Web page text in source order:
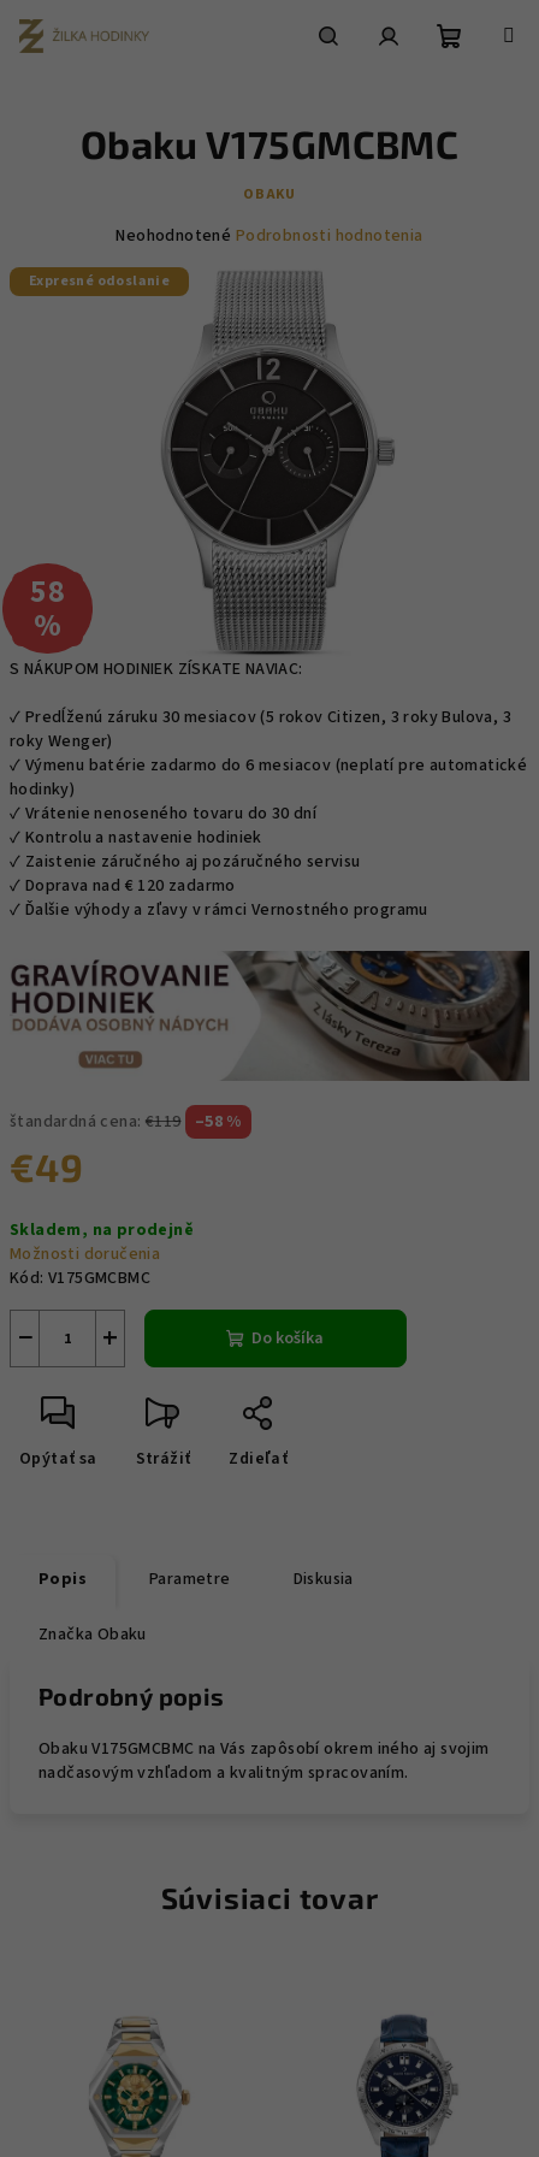
obsah
košík
S NÁKUPOM HODINIEK ZÍSKATE NAVIAC:
✓ Predĺženú záruku 30 mesiacov (5 rokov Citizen, 3 roky Bulova, 3
roky Wenger)
✓ Výmenu batérie zadarmo do 6 mesiacov (neplatí pre automatické
hodinky)
✓ Vrátenie nenoseného tovaru do 30 dní
✓ Kontrolu a nastavenie hodiniek
✓ Zaistenie záručného aj pozáručného servisu
✓ Doprava nad € 120 zadarmo
✓ Ďalšie výhody a zľavy v rámci Vernostného programu
štandardná cena: €119 –58 %
€49
cena:
Skladem, na prodejně
Možnosti doručenia
Kód: V175GMCBMC
+
− Do košíka
Opýtať sa Strážiť Zdieľať
Obaku V175GMCBMC
OBAKU
Priemerné
produktu
hviezdičiek.
Neohodnotené Podrobnosti hodnotenia
Expresné odoslanie
58
%
Popis Parametre Diskusia
Značka Obaku
Podrobný popis
Obaku V175GMCBMC na Vás zapôsobí okrem iného aj svojim
nadčasovým vzhľadom a kvalitným spracovaním.
Súvisiaci tovar